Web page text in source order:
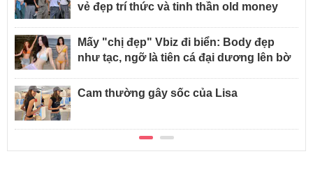
vẻ đẹp trí thức và tinh thần old money
Mấy "chị đẹp" Vbiz đi biển: Body đẹp
như tạc, ngỡ là tiên cá đại dương lên bờ
Cam thường gây sốc của Lisa